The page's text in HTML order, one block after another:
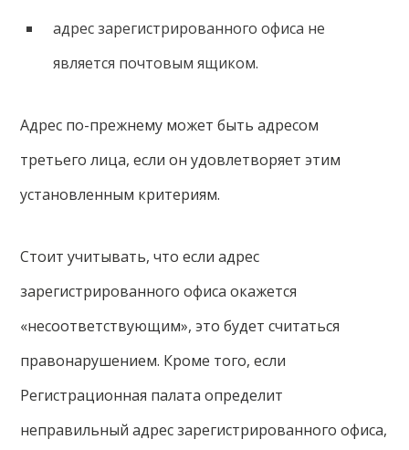
адрес зарегистрированного офиса не
является почтовым ящиком.
Адрес по-прежнему может быть адресом
третьего лица, если он удовлетворяет этим
установленным критериям.
Стоит учитывать, что если адрес
зарегистрированного офиса окажется
«несоответствующим», это будет считаться
правонарушением. Кроме того, если
Регистрационная палата определит
неправильный адрес зарегистрированного офиса,